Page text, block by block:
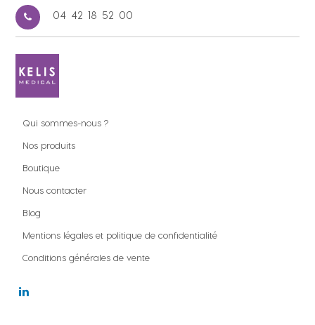
04 42 18 52 00
Qui sommes-nous ?
Nos produits
Boutique
Nous contacter
Blog
Mentions légales et politique de confidentialité
Conditions générales de vente